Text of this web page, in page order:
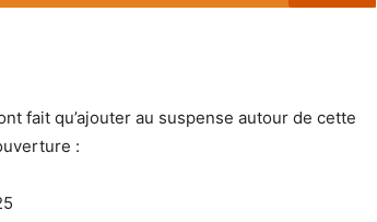
fait qu’ajouter au suspense autour de cette
: